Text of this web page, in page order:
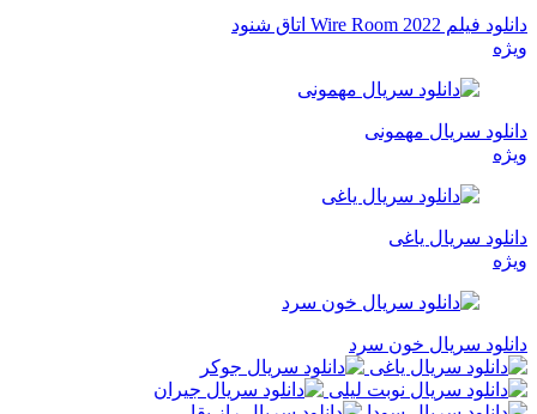
دانلود فیلم Wire Room 2022 اتاق شنود
ویژه
دانلود سریال مهمونی
ویژه
دانلود سریال یاغی
ویژه
دانلود سریال خون سرد